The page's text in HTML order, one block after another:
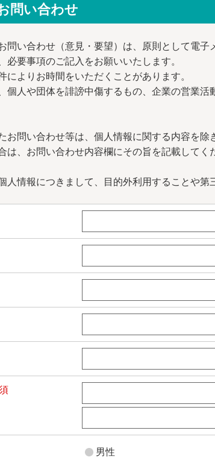
問い合わせ
問い合わせ（意見・要望）は、原則として電子
必要事項のご記入をお願いいたします。
によりお時間をいただくことがあります。
個人や団体を誹謗中傷するもの、企業の営業
お問い合わせ等は、個人情報に関する内容を
は、お問い合わせ内容欄にその旨を記載してく
情報につきまして、目的外利用することや第
男性